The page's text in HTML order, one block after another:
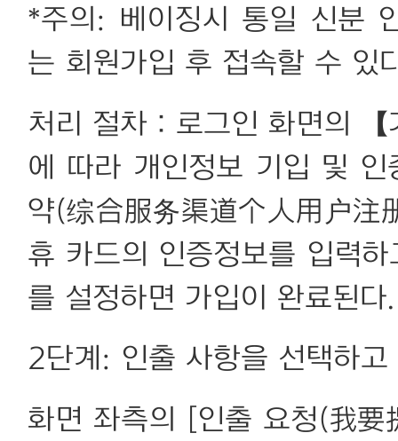
*주의: 베이징시 통일 신분
는 회원가입 후 접속할 수 있
처리 절차：로그인 화면의
에 따라 개인정보 기입 및
약(综合服务渠道个人用户
휴 카드의 인증정보를 입력
를 설정하면 가입이 완료된다.
2단계: 인출 사항을 선택하
화면 좌측의 [인출 요청(我